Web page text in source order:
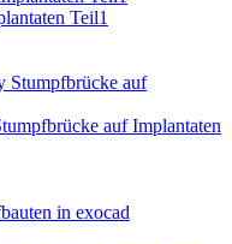
Teil1
auf Implantaten